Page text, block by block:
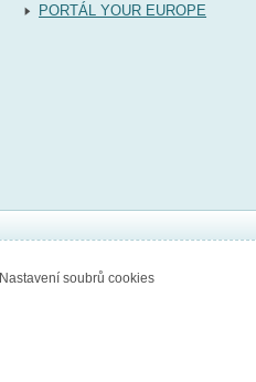
PORTÁL YOUR EUROPE
Nastavení soubrů cookies